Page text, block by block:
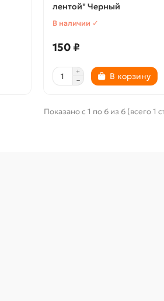
лентой" Черный
В наличии ✓
150 ₽
В корзину
Показано с 1 по 6 из 6 (всего 1